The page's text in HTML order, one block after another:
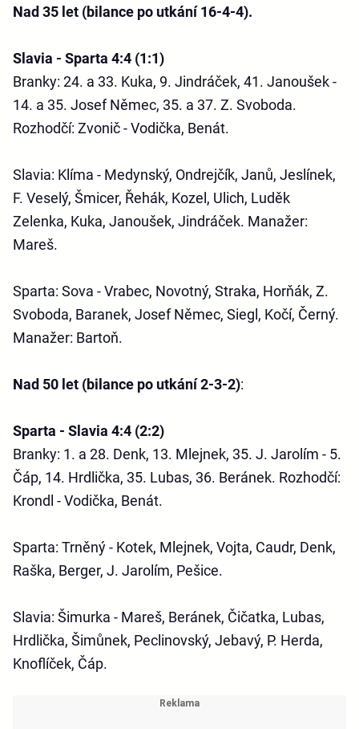
Nad 35 let (bilance po utkání 16-4-4).
Slavia - Sparta 4:4 (1:1)
Branky: 24. a 33. Kuka, 9. Jindráček, 41. Janoušek -
14. a 35. Josef Němec, 35. a 37. Z. Svoboda.
Rozhodčí: Zvonič - Vodička, Benát.
Slavia: Klíma - Medynský, Ondrejčík, Janů, Jeslínek,
F. Veselý, Šmicer, Řehák, Kozel, Ulich, Luděk
Zelenka, Kuka, Janoušek, Jindráček. Manažer:
Mareš.
Sparta: Sova - Vrabec, Novotný, Straka, Horňák, Z.
Svoboda, Baranek, Josef Němec, Siegl, Kočí, Černý.
Manažer: Bartoň.
Nad 50 let (bilance po utkání 2-3-2):
Sparta - Slavia 4:4 (2:2)
Branky: 1. a 28. Denk, 13. Mlejnek, 35. J. Jarolím - 5.
Čáp, 14. Hrdlička, 35. Lubas, 36. Beránek. Rozhodčí:
Krondl - Vodička, Benát.
Sparta: Trněný - Kotek, Mlejnek, Vojta, Caudr, Denk,
Raška, Berger, J. Jarolím, Pešice.
Slavia: Šimurka - Mareš, Beránek, Čičatka, Lubas,
Hrdlička, Šimůnek, Peclinovský, Jebavý, P. Herda,
Knoflíček, Čáp.